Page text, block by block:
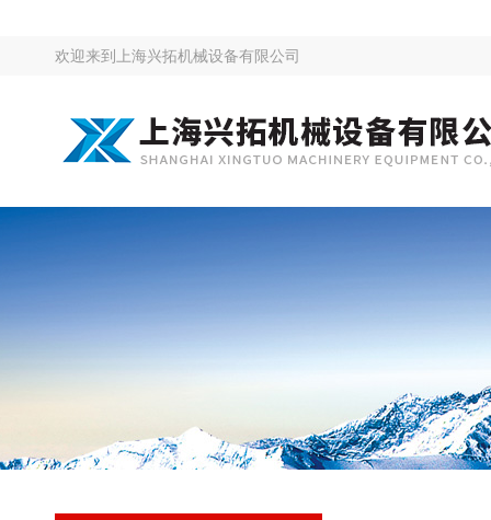
欢迎来到 上海兴拓机械设备有限公司